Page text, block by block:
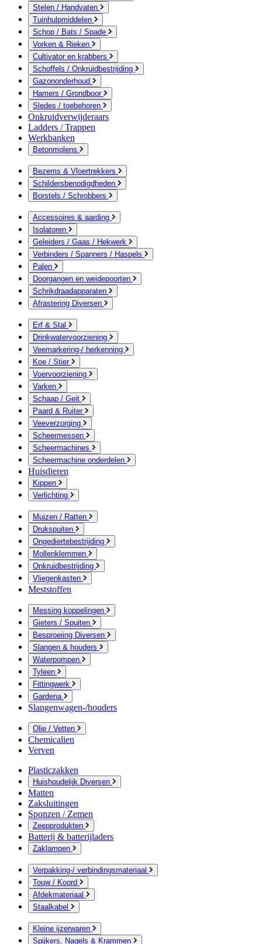
Stelen / Handvaten
Tuinhulpmiddelen
Schop / Bats / Spade
Vorken & Rieken
Cultivator en krabbers
Schoffels / Onkruidbestrijding
Gazononderhoud
Hamers / Grondboor
Sledes / toebehoren
Onkruidverwijderaars
Ladders / Trappen
Werkbanken
Betonmolens
Bezems & Vloertrekkers
Schildersbenodigdheden
Borstels / Schrobbers
Accessoires & aarding
Isolatoren
Geleiders / Gaas / Hekwerk
Verbinders / Spanners / Haspels
Palen
Doorgangen en weidepoorten
Schrikdraadapparaten
Afrastering Diversen
Erf & Stal
Drinkwatervoorziening
Veemarkering-/ herkenning
Koe / Stier
Voervoorziening
Varken
Schaap / Geit
Paard & Ruiter
Veeverzorging
Scheermessen
Scheermachines
Scheermachine onderdelen
Huisdieren
Kippen
Verlichting
Muizen / Ratten
Drukspuiten
Ongediertebestrijding
Mollenklemmen
Onkruidbestrijding
Vliegenkasten
Meststoffen
Messing koppelingen
Gieters / Spuiten
Besproeiing Diversen
Slangen & houders
Waterpompen
Tyleen
Fittingwerk
Gardena
Slangenwagen-/houders
Olie / Vetten
Chemicalien
Verven
Plasticzakken
Huishoudelijk Diversen
Matten
Zaksluitingen
Sponzen / Zemen
Zeepprodukten
Batterij & batterijladers
Zaklampen
Verpakking-/ verbindingsmateriaal
Touw / Koord
Afdekmateriaal
Staalkabel
Kleine ijzerwaren
Spijkers, Nagels & Krammen